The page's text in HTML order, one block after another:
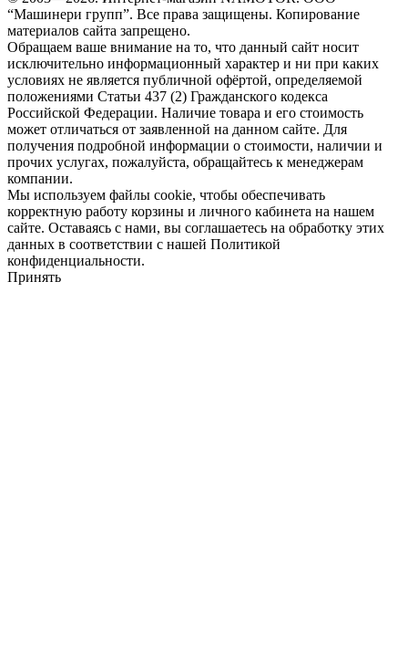
“Машинери групп”. Все права защищены. Копирование
материалов сайта запрещено.
Обращаем ваше внимание на то, что данный сайт носит
исключительно информационный характер и ни при каких
условиях не является публичной офёртой, определяемой
положениями Статьи 437 (2) Гражданского кодекса
Российской Федерации. Наличие товара и его стоимость
может отличаться от заявленной на данном сайте. Для
получения подробной информации о стоимости, наличии и
прочих услугах, пожалуйста, обращайтесь к менеджерам
компании.
Мы используем файлы cookie, чтобы обеспечивать
корректную работу корзины и личного кабинета на нашем
сайте. Оставаясь с нами, вы соглашаетесь на обработку этих
данных в соответствии с нашей Политикой
конфиденциальности.
Принять